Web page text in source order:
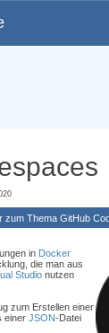
zum Thema GitHub
in Docker
die man aus
Studio nutzen
zum Erstellen einer
einer JSON-Datei